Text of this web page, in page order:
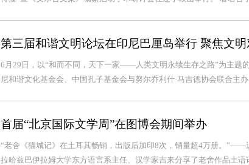
第三届和谐文明论坛在印尼巴厘岛举行 聚焦文
6月29日，以“和而不同，天下一家——人类文明永续生存之路”为主题
尼和谐文化基金会、中国孔子基金会与努尔乔利什·马吉德协会联合主办
首届“北京国际文学周”在图博会期间举办
“老舍《猫城记》在土耳其畅销，出版后加印8次，销量超4万册。”——
拉哈兹巴伊拉姆大学东方语言系主任、汉学家吉来分享了老舍作品土语